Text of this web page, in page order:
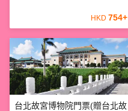
HKD 754+
台北故宮博物院門票(贈台北故